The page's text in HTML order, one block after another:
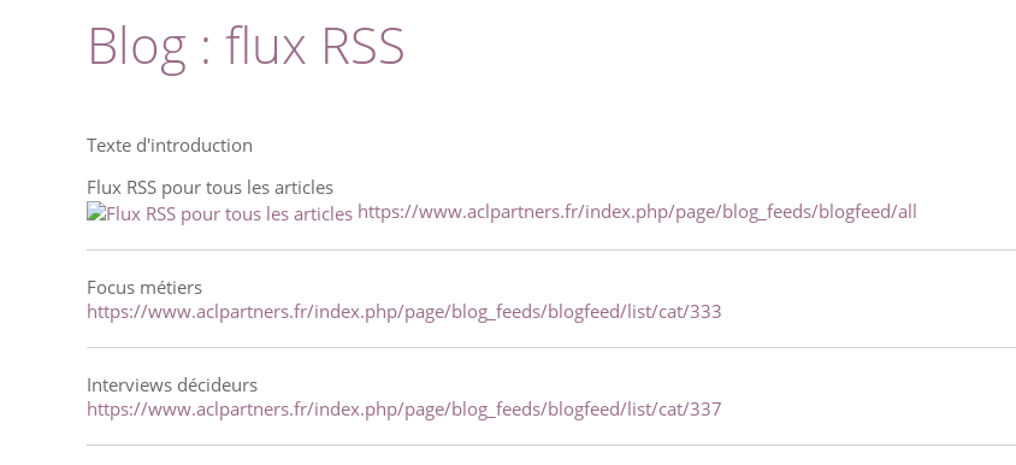
Blog : flux RSS
Texte d'introduction
Flux RSS pour tous les articles
https://www.aclpartners.fr/index.php/page/blog_feeds/blogfeed/all
Focus métiers
https://www.aclpartners.fr/index.php/page/blog_feeds/blogfeed/list/cat/333
Interviews décideurs
https://www.aclpartners.fr/index.php/page/blog_feeds/blogfeed/list/cat/337